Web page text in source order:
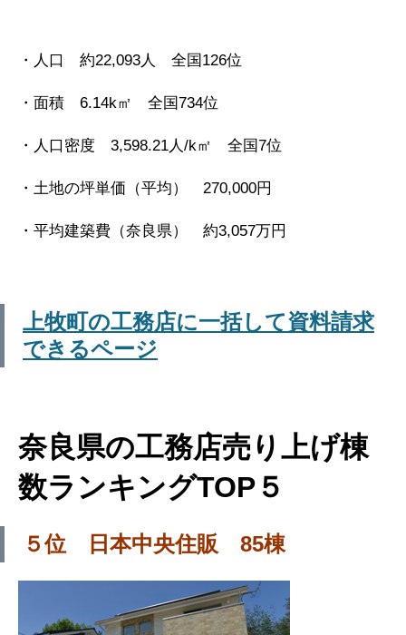
・人口 約22,093人 全国126位
・面積 6.14k㎡ 全国734位
・人口密度 3,598.21人/k㎡ 全国7位
・土地の坪単価（平均） 270,000円
・平均建築費（奈良県） 約3,057万円
上牧町の工務店に一括して資料請求
できるページ
奈良県の工務店売り上げ棟
数ランキングTOP５
５位 日本中央住販 85棟